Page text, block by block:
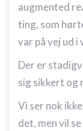
augmented
ting, som
var på vej ud i
Der er
sig sikkert og
Vi ser nok
det, men vil